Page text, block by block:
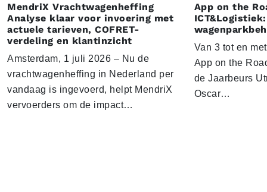
MendriX Vrachtwagenheffing
Analyse klaar voor invoering met
actuele tarieven, COFRET-
verdeling en klantinzicht
Amsterdam, 1 juli 2026 – Nu de
vrachtwagenheffing in Nederland per
vandaag is ingevoerd, helpt MendriX
vervoerders om de impact…
App on the
Van 3 tot en
App on the
de Jaarbeurs
Oscar…